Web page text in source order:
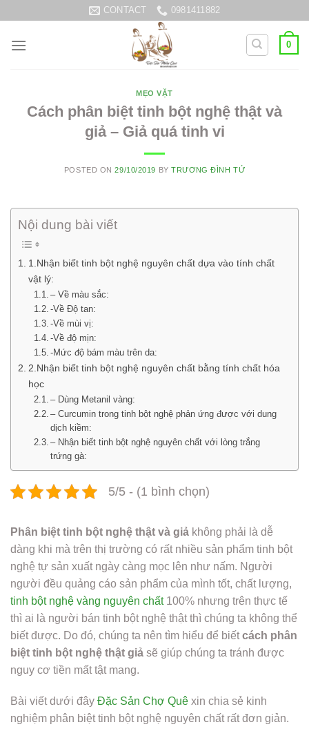
content
CONTACT 0981411882
0
MẸO VẶT
Cách phân biệt tinh bột nghệ thật và
giả – Giả quá tinh vi
POSTED ON29/10/2019 BYTRƯƠNG ĐÌNH TỨ
Nội dung bài viết
1.Nhận biết tinh bột nghệ nguyên chất dựa vào tính chất
vật lý:
– Về màu sắc:
-Về Độ tan:
-Về mùi vị:
-Về độ mịn:
-Mức độ bám màu trên da:
2.Nhận biết tinh bột nghệ nguyên chất bằng tính chất hóa
học
– Dùng Metanil vàng:
– Curcumin trong tinh bột nghệ phản ứng được với dung
dịch kiềm:
– Nhận biết tinh bột nghệ nguyên chất với lòng trắng
trứng gà:
5/5 - (1 bình chọn)
Phân biệt tinh bột nghệ thật và giả không phải là dễ
dàng khi mà trên thị trường có rất nhiều sản phẩm tinh bột
nghệ tự sản xuất ngày càng mọc lên như nấm. Người
người đều quảng cáo sản phẩm của mình tốt, chất lượng,
tinh bột nghệ vàng nguyên chất100% nhưng trên thực tế
thì ai là người bán tinh bột nghệ thật thì chúng ta không thể
biết được. Do đó, chúng ta nên tìm hiểu để biết cách phân
biệt tinh bột nghệ thật giả sẽ giúp chúng ta tránh được
nguy cơ tiền mất tật mang.
Bài viết dưới đây Đặc Sản Chợ Quê xin chia sẻ kinh
nghiệm phân biệt tinh bột nghệ nguyên chất rất đơn giản.